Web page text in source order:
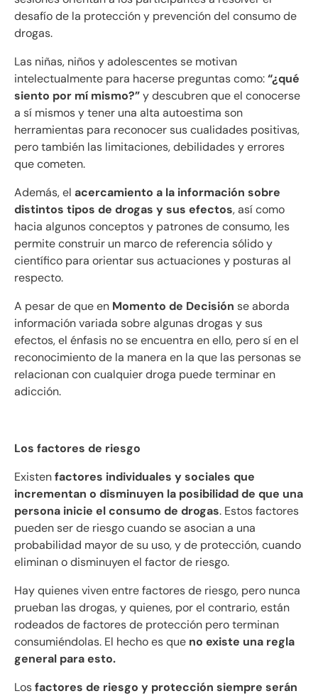
desafío de la protección y prevención del consumo de
drogas.
Las niñas, niños y adolescentes se motivan
intelectualmente para hacerse preguntas como:“¿qué
siento por mí mismo?”y descubren que el conocerse
a sí mismos y tener una alta autoestima son
herramientas para reconocer sus cualidades positivas,
pero también las limitaciones, debilidades y errores
que cometen.
Además, el acercamiento a la información sobre
distintos tipos de drogas y sus efectos, así como
hacia algunos conceptos y patrones de consumo, les
permite construir un marco de referencia sólido y
científico para orientar sus actuaciones y posturas al
respecto.
A pesar de que en Momento de Decisión se aborda
información variada sobre algunas drogas y sus
efectos, el énfasis no se encuentra en ello, pero sí en el
reconocimiento de la manera en la que las personas se
relacionan con cualquier droga puede terminar en
adicción.
Los factores de riesgo
Existenfactores individuales y sociales que
incrementan o disminuyen la posibilidad de que una
persona inicie el consumo de drogas. Estos factores
pueden ser de riesgo cuando se asocian a una
probabilidad mayor de su uso, y de protección, cuando
eliminan o disminuyen el factor de riesgo.
Hay quienes viven entre factores de riesgo, pero nunca
prueban las drogas, y quienes, por el contrario, están
rodeados de factores de protección pero terminan
consumiéndolas. El hecho es que no existe una regla
general para esto.
Losfactores de riesgo y protección siempre serán